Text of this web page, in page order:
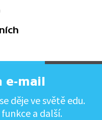
e-mail
děje ve světě edu.
a další.